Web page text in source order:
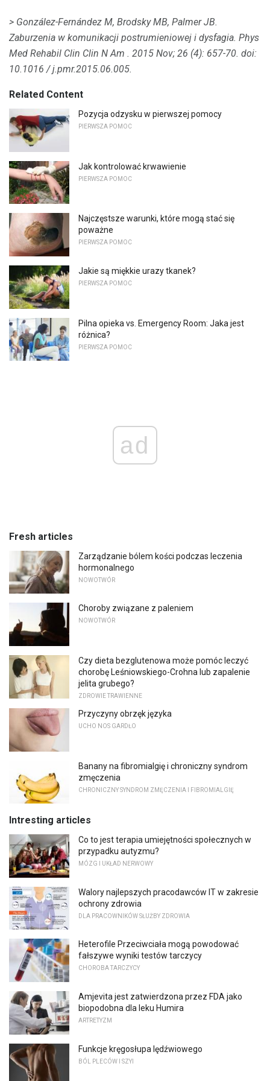
> González-Fernández M, Brodsky MB, Palmer JB.
Zaburzenia w komunikacji postrumieniowej i dysfagia. Phys
Med Rehabil Clin Clin N Am . 2015 Nov; 26 (4): 657-70. doi:
10.1016 / j.pmr.2015.06.005.
Related Content
Pozycja odzysku w pierwszej pomocy
PIERWSZA POMOC
Jak kontrolować krwawienie
PIERWSZA POMOC
Najczęstsze warunki, które mogą stać się
poważne
PIERWSZA POMOC
Jakie są miękkie urazy tkanek?
PIERWSZA POMOC
Pilna opieka vs. Emergency Room: Jaka jest
różnica?
PIERWSZA POMOC
ad
Fresh articles
Zarządzanie bólem kości podczas leczenia
hormonalnego
NOWOTWÓR
Choroby związane z paleniem
NOWOTWÓR
Czy dieta bezglutenowa może pomóc leczyć
chorobę Leśniowskiego-Crohna lub zapalenie
jelita grubego?
ZDROWIE TRAWIENNE
Przyczyny obrzęk języka
UCHO NOS GARDŁO
Banany na fibromialgię i chroniczny syndrom
zmęczenia
CHRONICZNY SYNDROM ZMĘCZENIA I FIBROMIALGIĘ
Intresting articles
Co to jest terapia umiejętności społecznych w
przypadku autyzmu?
MÓZG I UKŁAD NERWOWY
Walory najlepszych pracodawców IT w zakresie
ochrony zdrowia
DLA PRACOWNIKÓW SŁUŻBY ZDROWIA
Heterofile Przeciwciała mogą powodować
fałszywe wyniki testów tarczycy
CHOROBA TARCZYCY
Amjevita jest zatwierdzona przez FDA jako
biopodobna dla leku Humira
ARTRETYZM
Funkcje kręgosłupa lędźwiowego
BÓL PLECÓW I SZYI